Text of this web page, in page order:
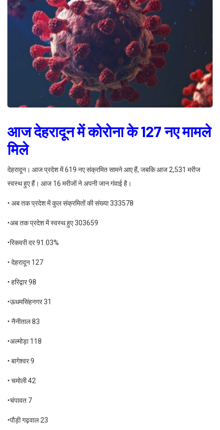
आज देहरादून में कोरोना के 127 नए मामले
मिले
देहरादून। आज प्रदेश में 619 नए संक्रमित सामने आए हैं, जबकि आज 2,531 मरीज
स्वस्थ हुए हैं। आज 16 मरीजों ने अपनी जान गंवाई है।
• अब तक प्रदेश में कुल संक्रमितों की संख्या 333578
•अब तक प्रदेश में स्वस्थ हुए 303659
•रिकवरी दर 91.03%
• देहरादून 127
• हरिद्वार 98
•ऊधमसिंहनगर 31
• नैनीताल 83
•अल्मोड़ा 118
• बागेश्वर 9
• चमोली 42
•चंपावत 7
•पौड़ी गढ़वाल 23